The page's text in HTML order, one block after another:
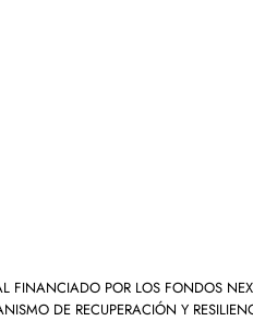
FINANCIADO POR LOS FONDOS
DE RECUPERACIÓN Y